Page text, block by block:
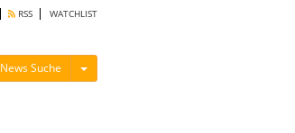
RSS WATCHLIST
News Suche Menü ein-/ausblenden